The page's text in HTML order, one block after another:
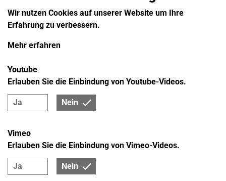
Wir nutzen Cookies auf unserer Website um Ihre
Erfahrung zu verbessern.
Mehr erfahren
Ja Nein
Youtube
Erlauben Sie die Einbindung von Youtube-Videos.
Ja Nein
Vimeo
Erlauben Sie die Einbindung von Vimeo-Videos.